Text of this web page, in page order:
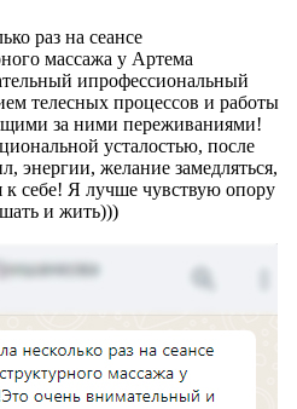
раз на сеансе
массажа у Артема
ипрофессиональный
телесных процессов и работы
за ними переживаниями!
усталостью, после
энергии, желание замедляться,
к себе! Я лучше чувствую опору
и жить)))